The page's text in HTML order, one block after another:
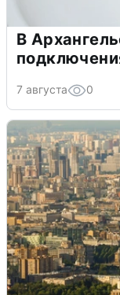
В
7 августа 0